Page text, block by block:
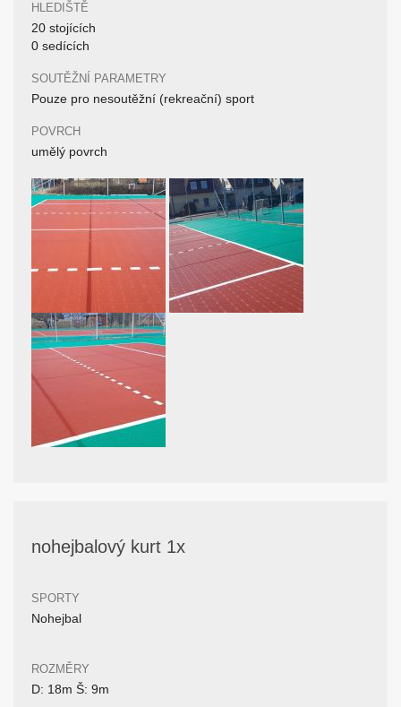
HLEDIŠTĚ
20 stojících
0 sedících
SOUTĚŽNÍ PARAMETRY
Pouze pro nesoutěžní (rekreační) sport
POVRCH
umělý povrch
nohejbalový kurt 1x
SPORTY
Nohejbal
ROZMĚRY
D: 18m Š: 9m